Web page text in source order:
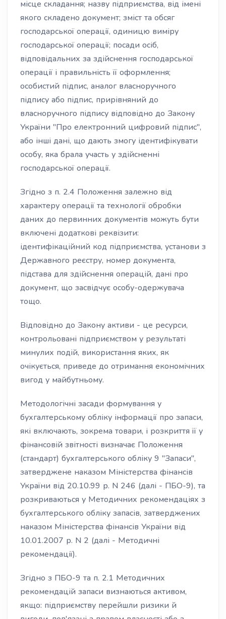
місце складання; назву підприємства, від імені
якого складено документ; зміст та обсяг
господарської операції, одиницю виміру
господарської операції; посади осіб,
відповідальних за здійснення господарської
операції і правильність її оформлення;
особистий підпис, аналог власноручного
підпису або підпис, прирівняний до
власноручного підпису відповідно до Закону
України "Про електронний цифровий підпис",
або інші дані, що дають змогу ідентифікувати
особу, яка брала участь у здійсненні
господарської операції.
Згідно з п. 2.4 Положення залежно від
характеру операції та технології обробки
даних до первинних документів можуть бути
включені додаткові реквізити:
ідентифікаційний код підприємства, установи з
Державного реєстру, номер документа,
підстава для здійснення операцій, дані про
документ, що засвідчує особу-одержувача
тощо.
Відповідно до Закону активи - це ресурси,
контрольовані підприємством у результаті
минулих подій, використання яких, як
очікується, приведе до отримання економічних
вигод у майбутньому.
Методологічні засади формування у
бухгалтерському обліку інформації про запаси,
які включають, зокрема товари, і розкриття її у
фінансовій звітності визначає Положення
(стандарт) бухгалтерського обліку 9 "Запаси",
затверджене наказом Міністерства фінансів
України від 20.10.99 р. N 246 (далі - ПБО-9), та
розкриваються у Методичних рекомендаціях з
бухгалтерського обліку запасів, затверджених
наказом Міністерства фінансів України від
10.01.2007 р. N 2 (далі - Методичні
рекомендації).
Згідно з ПБО-9 та п. 2.1 Методичних
рекомендацій запаси визнаються активом,
якщо: підприємству перейшли ризики й